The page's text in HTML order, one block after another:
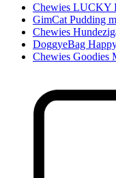
Chewies LUCKY
GimCat Pudding
Chewies
DoggyeBag
Chewies Goodies